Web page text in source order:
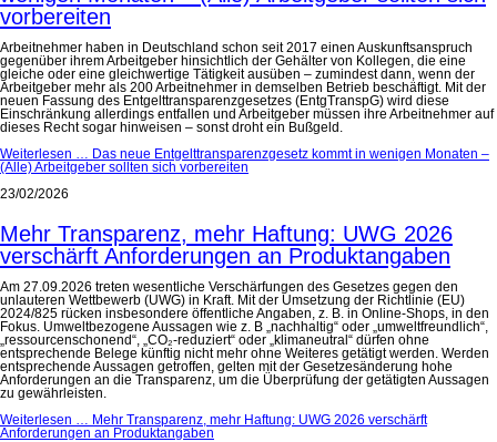
vorbereiten
Arbeitnehmer haben in Deutschland schon seit 2017 einen Auskunftsanspruch
gegenüber ihrem Arbeitgeber hinsichtlich der Gehälter von Kollegen, die eine
gleiche oder eine gleichwertige Tätigkeit ausüben – zumindest dann, wenn der
Arbeitgeber mehr als 200 Arbeitnehmer in demselben Betrieb beschäftigt. Mit der
neuen Fassung des Entgelttransparenzgesetzes (EntgTranspG) wird diese
Einschränkung allerdings entfallen und Arbeitgeber müssen ihre Arbeitnehmer auf
dieses Recht sogar hinweisen – sonst droht ein Bußgeld.
Weiterlesen … Das neue Entgelttransparenzgesetz kommt in wenigen Monaten –
(Alle) Arbeitgeber sollten sich vorbereiten
23/02/2026
Mehr Transparenz, mehr Haftung: UWG 2026
verschärft Anforderungen an Produktangaben
Am 27.09.2026 treten wesentliche Verschärfungen des Gesetzes gegen den
unlauteren Wettbewerb (UWG) in Kraft. Mit der Umsetzung der Richtlinie (EU)
2024/825 rücken insbesondere öffentliche Angaben, z. B. in Online-Shops, in den
Fokus. Umweltbezogene Aussagen wie z. B „nachhaltig“ oder „umweltfreundlich“,
„ressourcenschonend“, „CO₂-reduziert“ oder „klimaneutral“ dürfen ohne
entsprechende Belege künftig nicht mehr ohne Weiteres getätigt werden. Werden
entsprechende Aussagen getroffen, gelten mit der Gesetzesänderung hohe
Anforderungen an die Transparenz, um die Überprüfung der getätigten Aussagen
zu gewährleisten.
Weiterlesen … Mehr Transparenz, mehr Haftung: UWG 2026 verschärft
Anforderungen an Produktangaben